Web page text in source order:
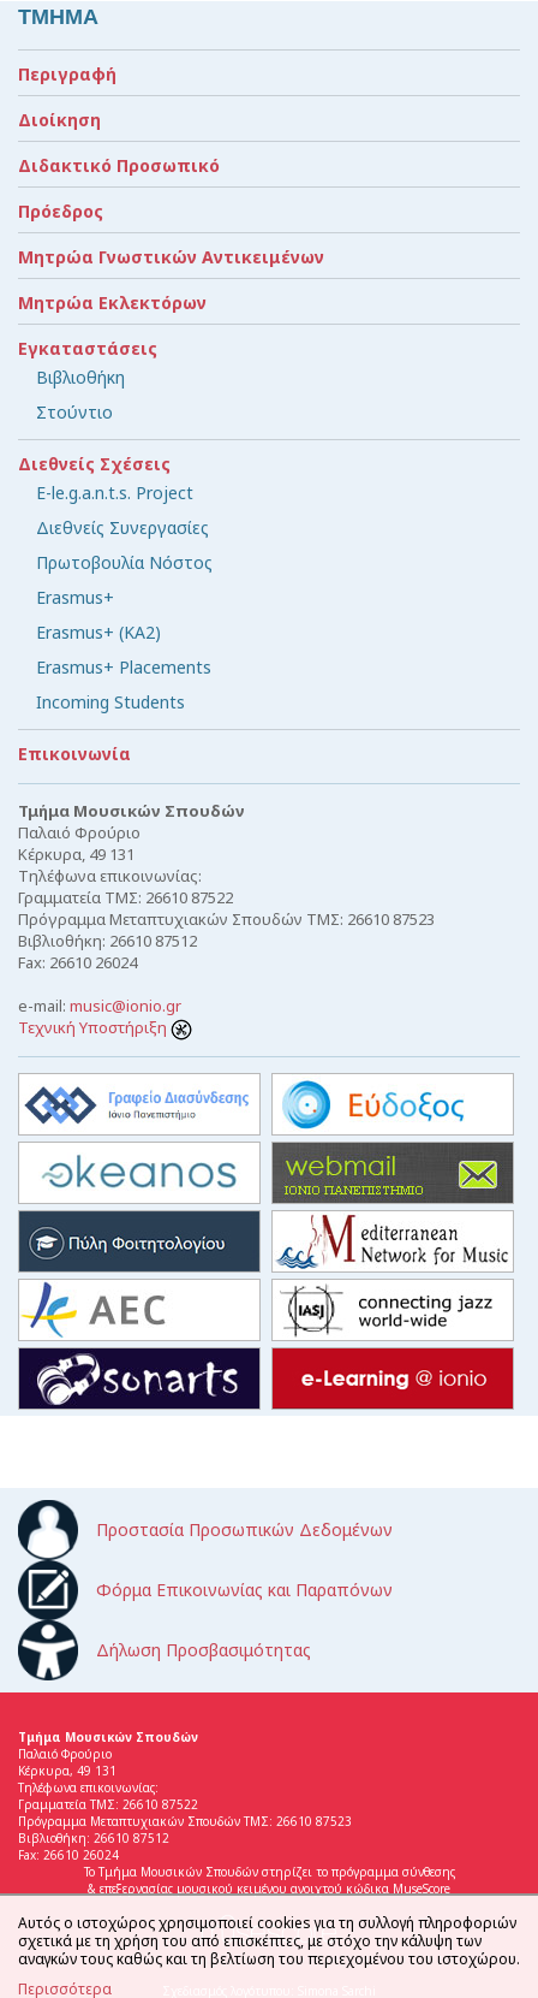
ΤΜΗΜΑ
Περιγραφή
Διοίκηση
Διδακτικό Προσωπικό
Πρόεδρος
Μητρώα Γνωστικών Αντικειμένων
Μητρώα Εκλεκτόρων
Εγκαταστάσεις
Βιβλιοθήκη
Στούντιο
Διεθνείς Σχέσεις
E-le.g.a.n.t.s. Project
Διεθνείς Συνεργασίες
Πρωτοβουλία Νόστος
Erasmus+
Erasmus+ (KA2)
Erasmus+ Placements
Incoming Students
Επικοινωνία
Τμήμα Μουσικών Σπουδών
Παλαιό Φρούριο
Κέρκυρα, 49 131
Τηλέφωνα επικοινωνίας:
Γραμματεία ΤΜΣ: 26610 87522
Πρόγραμμα Μεταπτυχιακών Σπουδών ΤΜΣ: 26610 87523
Βιβλιοθήκη: 26610 87512
Fax: 26610 26024
e-mail: music@ionio.gr
Τεχνική Υποστήριξη
Προστασία Προσωπικών Δεδομένων
Φόρμα Επικοινωνίας και Παραπόνων
Δήλωση Προσβασιμότητας
Τμήμα Μουσικών Σπουδών
Παλαιό Φρούριο
Κέρκυρα, 49 131
Τηλέφωνα επικοινωνίας:
Γραμματεία ΤΜΣ: 26610 87522
Πρόγραμμα Μεταπτυχιακών Σπουδών ΤΜΣ: 26610 87523
Βιβλιοθήκη: 26610 87512
Fax: 26610 26024
Το Τμήμα Μουσικών Σπουδών στηρίζει το πρόγραμμα σύνθεσης
& επεξεργασίας μουσικού κειμένου ανοιχτού κώδικα MuseScore
Αυτός ο ιστοχώρος χρησιμοποιεί cookies για τη συλλογή πληροφοριών
σχετικά με τη χρήση του από επισκέπτες, με στόχο την κάλυψη των
αναγκών τους καθώς και τη βελτίωση του περιεχομένου του ιστοχώρου.
Περισσότερα